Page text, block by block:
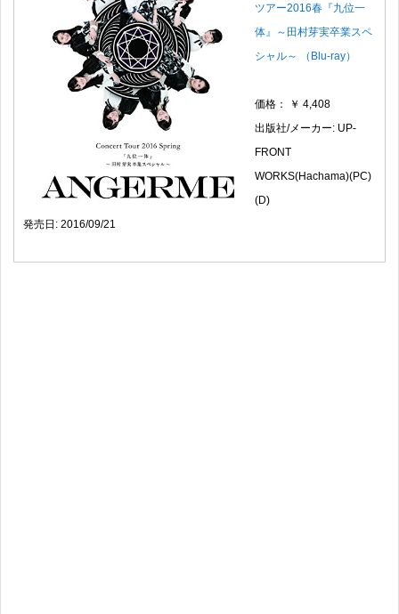
ツアー2016春『九位一
体』～田村芽実卒業スペ
シャル～ （Blu-ray）
価格： ￥ 4,408
出版社/メーカー: UP-
FRONT
WORKS(Hachama)(PC)
(D)
発売日: 2016/09/21